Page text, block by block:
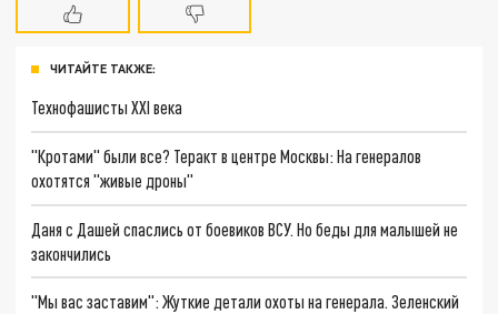
ЧИТАЙТЕ ТАКЖЕ:
Технофашисты XXI века
"Кротами" были все? Теракт в центре Москвы: На генералов
охотятся "живые дроны"
Даня с Дашей спаслись от боевиков ВСУ. Но беды для малышей не
закончились
"Мы вас заставим": Жуткие детали охоты на генерала. Зеленский